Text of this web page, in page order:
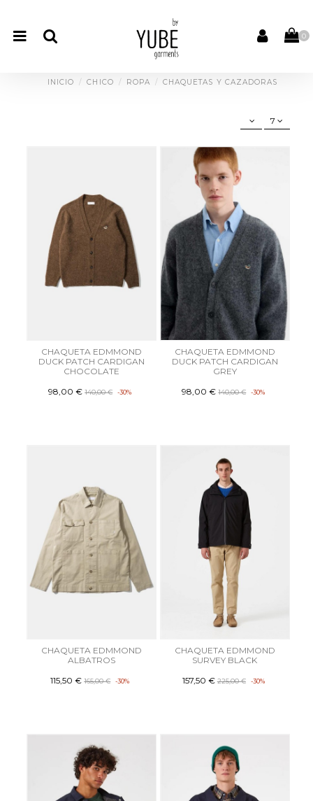
0
INICIO CHICO ROPA CHAQUETAS Y CAZADORAS
7
CHAQUETA EDMMOND
DUCK PATCH CARDIGAN
CHOCOLATE
98,00 € 140,00 € -30%
CHAQUETA EDMMOND
DUCK PATCH CARDIGAN
GREY
98,00 € 140,00 € -30%
CHAQUETA EDMMOND
ALBATROS
115,50 € 165,00 € -30%
CHAQUETA EDMMOND
SURVEY BLACK
157,50 € 225,00 € -30%